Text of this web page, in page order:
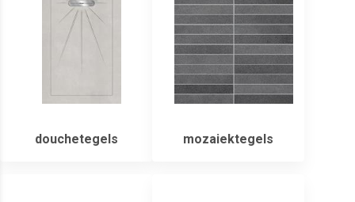
douchetegels mozaiektegels